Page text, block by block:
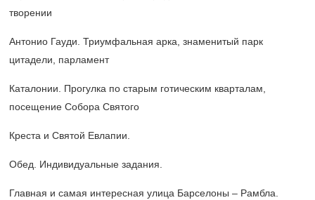
творении
Антонио Гауди. Триумфальная арка, знаменитый парк
цитадели, парламент
Каталонии. Прогулка по старым готическим кварталам,
посещение Собора Святого
Креста и Святой Евлапии.
Обед. Индивидуальные задания.
Главная и самая интересная улица Барселоны – Рамбла.